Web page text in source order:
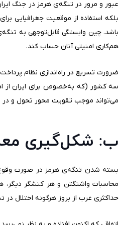
عبور و مرور در تنگه‌ی هرمز در جنگ
بلکه استفاده از موقعیت جغرافیایی
باشد. چین وابستگی قابل‌توجهی به
هم‌کاری امنیتی آنان حساب کند.
ضرورت تسریع در راه‌اندازی نظام
سه کشور (که به‌خصوص برای ایران از
می‌تواند موجب تقویت محور تحول و در
ب: شکل‌گیری
بسته شدن تنگه‌ی هرمز در صورت وقوع
محاسبات واشنگتن و هر کنشگر دیگر،
حداکثری غرب از بروز هرگونه اختلال